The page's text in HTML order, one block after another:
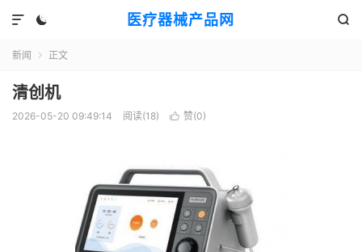
医疗器械产品网
 

新闻  正文
清创机
2026-05-20 09:49:14 阅读(18)  赞(0)